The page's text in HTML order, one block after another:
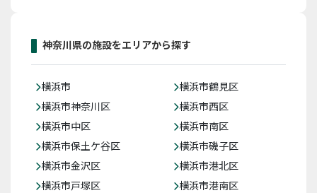
神奈川県の施設をエリアから探す
横浜市
横浜市鶴見区
横浜市神奈川区
横浜市西区
横浜市中区
横浜市南区
横浜市保土ケ谷区
横浜市磯子区
横浜市金沢区
横浜市港北区
横浜市戸塚区
横浜市港南区